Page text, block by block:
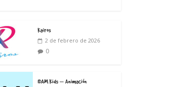
Kairos
2 de febrero de 2026
0
IDAM Kids – Animación